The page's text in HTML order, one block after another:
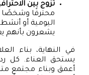
تزوج بين
محترفًا وشخصًا
اليومية أو
يشعرون
في النهاية، بناء
يستحق العناء. كل
أعمق وبناء مجتمع